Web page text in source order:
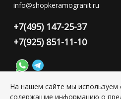
info@shopkeramogranit.ru
+7(495) 147-25-37
+7(925) 851-11-10
На нашем сайте мы
содержащие информацию о